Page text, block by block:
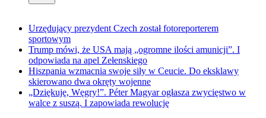
Urzędujący prezydent Czech został fotoreporterem
sportowym
Trump mówi, że USA mają „ogromne ilości amunicji”. I
odpowiada na apel Zełenskiego
Hiszpania wzmacnia swoje siły w Ceucie. Do eksklawy
skierowano dwa okręty wojenne
„Dziękuję, Węgry!”. Péter Magyar ogłasza zwycięstwo w
walce z suszą. I zapowiada rewolucję